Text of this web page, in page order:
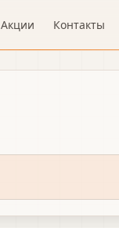
Акции Контакты